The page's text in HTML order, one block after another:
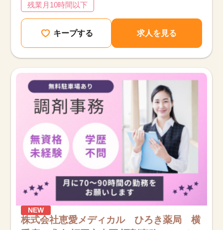
残業月10時間以下
キープする 求人を見る
NEW
株式会社恵愛メディカル ひろき薬局 横